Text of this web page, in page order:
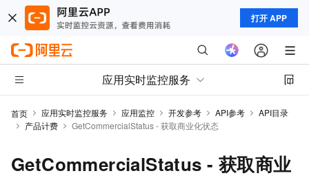
打开 APP
应用实时监控服务
首页 应用实时监控服务 应用监控 开发参考 API参考
API目录
产品计费
GetCommercialStatus - 获取商业化状态
GetCommercialStatus - 获取商业